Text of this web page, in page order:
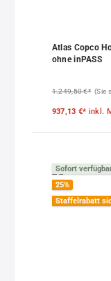
Atlas Copco
ohne inPASS
1.249,50 €* (Sie
937,13 €* inkl.
Sofort
25%
Staffelrabatt